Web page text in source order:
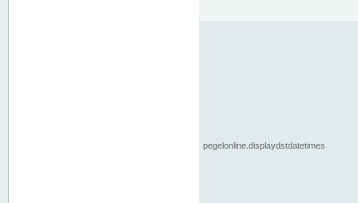
pegelonline.displaydstdatetimes